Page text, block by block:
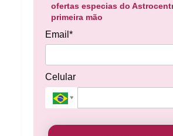
ofertas especias do
primeira mão
Email*
Celular